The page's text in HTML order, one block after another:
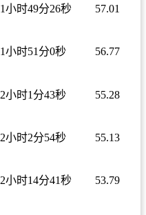
1小时49分26秒 57.01
1小时51分0秒 56.77
2小时1分43秒 55.28
2小时2分54秒 55.13
2小时14分41秒 53.79